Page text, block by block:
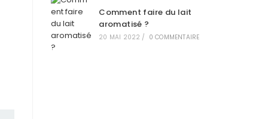
Comment faire du lait
aromatisé ?
20 MAI 2022 / 0 COMMENTAIRE